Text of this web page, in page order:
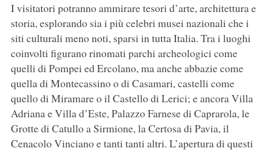
I visitatori potranno ammirare tesori d’arte, architettura e
storia, esplorando sia i più celebri musei nazionali che i
siti culturali meno noti, sparsi in tutta Italia. Tra i luoghi
coinvolti figurano rinomati parchi archeologici come
quelli di Pompei ed Ercolano, ma anche abbazie come
quella di Montecassino o di Casamari, castelli come
quello di Miramare o il Castello di Lerici; e ancora Villa
Adriana e Villa d’Este, Palazzo Farnese di Caprarola, le
Grotte di Catullo a Sirmione, la Certosa di Pavia, il
Cenacolo Vinciano e tanti tanti altri. L’apertura di questi